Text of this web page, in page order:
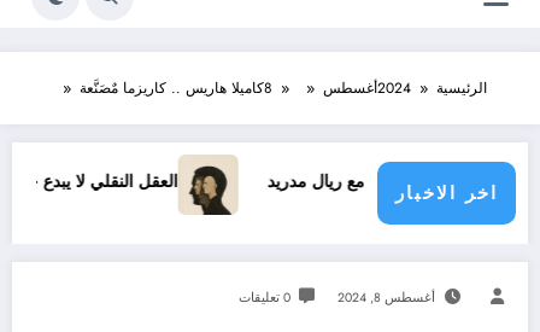
الرئيسية 2024أغسطس 8كاميلا هاريس .. كاريزما مٌصَنَّعة
اخر الاخبار
الجديد مع ريال مدريد العقل النقلي لا يبدع حتى في
أغسطس 8, 2024 0 تعليقات